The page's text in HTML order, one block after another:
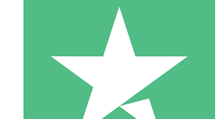
Pacotes de Créditos Individuais
Pague conforme o uso com créditos de download. Sem
1000